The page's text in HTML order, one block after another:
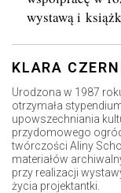
wystawą i
KLARA
Urodzona w 1987
otrzymała
upowszechniania
przydomowego
twórczości Aliny
materiałów
przy realizacji
życia projektantki.